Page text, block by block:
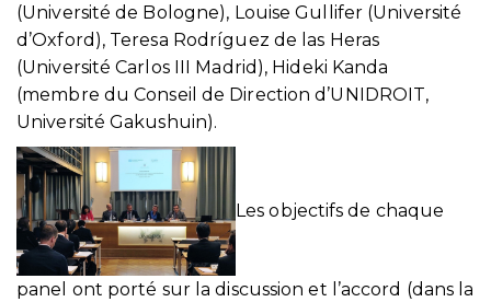
(Université de Bologne), Louise Gullifer (Université
d’Oxford), Teresa Rodríguez de las Heras
(Université Carlos III Madrid), Hideki Kanda
(membre du Conseil de Direction d’UNIDROIT,
Université Gakushuin).
Les objectifs de chaque
panel ont porté sur la discussion et l’accord (dans la